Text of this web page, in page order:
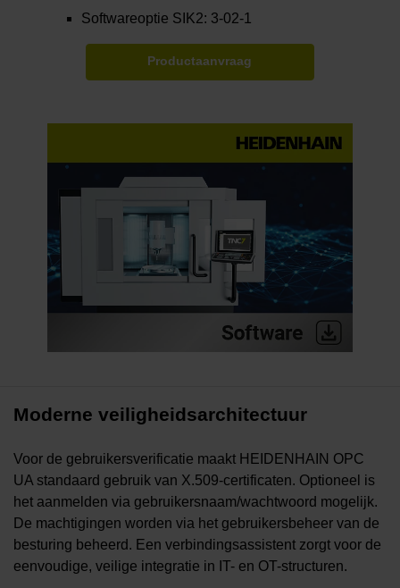
Softwareoptie SIK2: 3-02-1
Productaanvraag
Moderne veiligheidsarchitectuur
Voor de gebruikersverificatie maakt HEIDENHAIN OPC
UA standaard gebruik van X.509-certificaten. Optioneel is
het aanmelden via gebruikersnaam/wachtwoord mogelijk.
De machtigingen worden via het gebruikersbeheer van de
besturing beheerd. Een verbindingsassistent zorgt voor de
eenvoudige, veilige integratie in IT- en OT-structuren.